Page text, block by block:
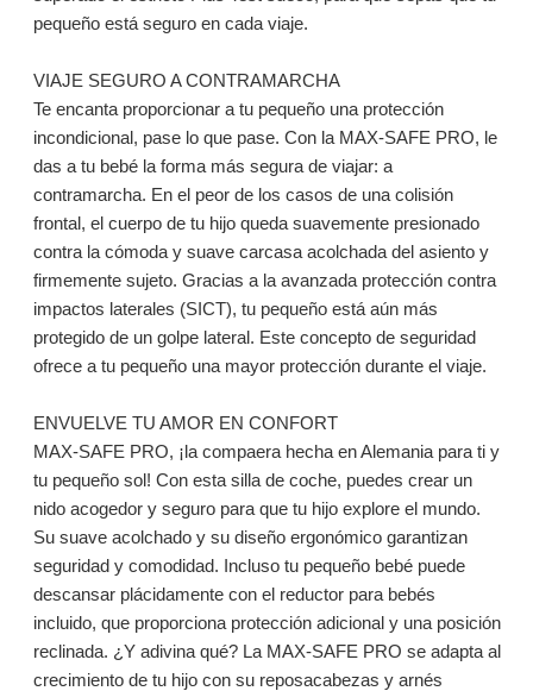
pequeño está seguro en cada viaje.
VIAJE SEGURO A CONTRAMARCHA
Te encanta proporcionar a tu pequeño una protección
incondicional, pase lo que pase. Con la MAX-SAFE PRO, le
das a tu bebé la forma más segura de viajar: a
contramarcha. En el peor de los casos de una colisión
frontal, el cuerpo de tu hijo queda suavemente presionado
contra la cómoda y suave carcasa acolchada del asiento y
firmemente sujeto. Gracias a la avanzada protección contra
impactos laterales (SICT), tu pequeño está aún más
protegido de un golpe lateral. Este concepto de seguridad
ofrece a tu pequeño una mayor protección durante el viaje.
ENVUELVE TU AMOR EN CONFORT
MAX-SAFE PRO, ¡la compaera hecha en Alemania para ti y
tu pequeño sol! Con esta silla de coche, puedes crear un
nido acogedor y seguro para que tu hijo explore el mundo.
Su suave acolchado y su diseño ergonómico garantizan
seguridad y comodidad. Incluso tu pequeño bebé puede
descansar plácidamente con el reductor para bebés
incluido, que proporciona protección adicional y una posición
reclinada. ¿Y adivina qué? La MAX-SAFE PRO se adapta al
crecimiento de tu hijo con su reposacabezas y arnés